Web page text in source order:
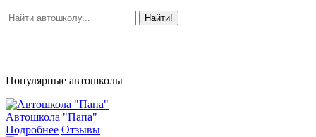
Найти!
Популярные автошколы
Автошкола "Папа"
Подробнее Отзывы